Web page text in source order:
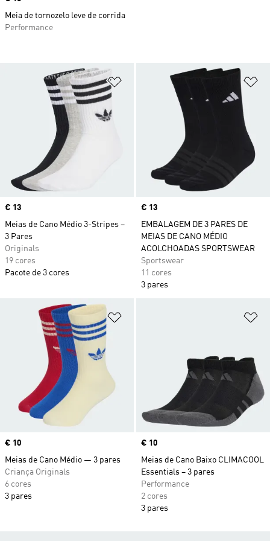
Adicionar à Lista de Desejos
Price
€ 13
Meias de Cano Médio 3-Stripes –
3 Pares
Originals
19 cores
Pacote de 3 cores
Price
€ 13
EMBALAGEM DE 3 PARES DE
MEIAS DE CANO MÉDIO
ACOLCHOADAS SPORTSWEAR
Sportswear
11 cores
3 pares
Price
€ 10
Meias de Cano Médio — 3 pares
Criança Originals
6 cores
3 pares
Price
€ 10
Meias de Cano Baixo CLIMACOOL
Essentials – 3 pares
Performance
2 cores
3 pares
Meia de tornozelo leve de corrida
Performance